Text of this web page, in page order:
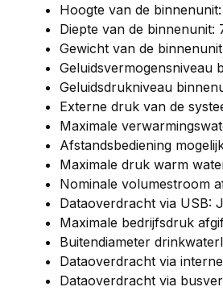
Hoogte van de
Diepte van de binnenunit:
Gewicht van de
Geluidsvermogensniveau
Geluidsdrukniveau
Externe druk van de
Maximale
Afstandsbediening
Maximale druk warm
Nominale volumestroom
Dataoverdracht via USB:
Maximale bedrijfsdruk
Buitendiameter
Dataoverdracht via
Dataoverdracht via